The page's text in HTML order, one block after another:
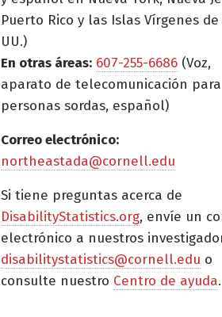
Puerto Rico y las Islas Vírgenes de
UU.)
En otras áreas: 607-255-6686 (Voz,
aparato de telecomunicación para
personas sordas, español)
Correo electrónico:
northeastada@cornell.edu
Si tiene preguntas acerca de
DisabilityStatistics.org, envíe un
electrónico a nuestros
disabilitystatistics@cornell.edu o
consulte nuestro Centro de ayuda.